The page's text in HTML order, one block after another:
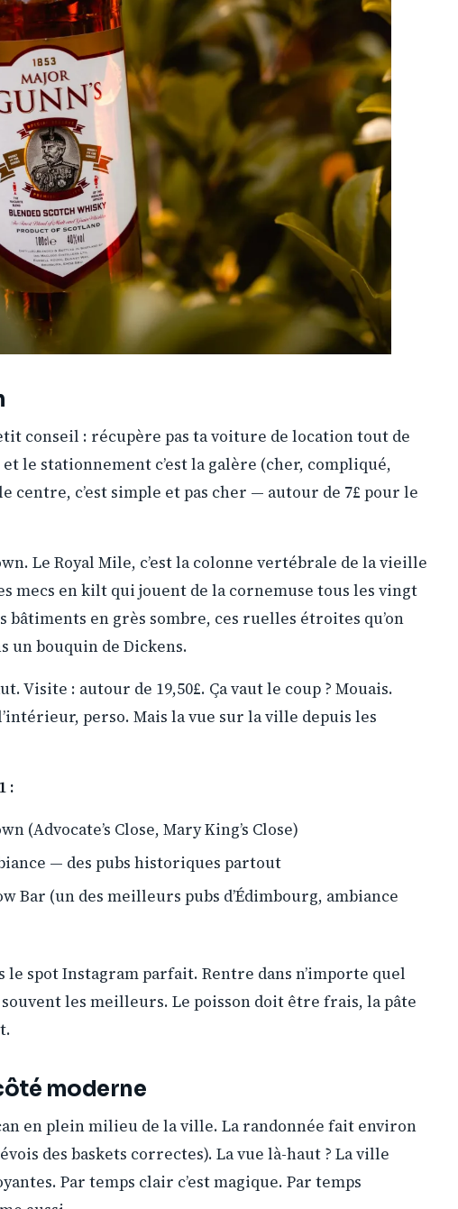
conseil : récupère pas ta voiture de location tout de
le stationnement c’est la galère (cher, compliqué,
centre, c’est simple et pas cher — autour de 7£ pour le
Le Royal Mile, c’est la colonne vertébrale de la vieille
mecs en kilt qui jouent de la cornemuse tous les vingt
en grès sombre, ces ruelles étroites qu’on
un bouquin de Dickens.
Visite : autour de 19,50£. Ça vaut le coup ? Mouais.
perso. Mais la vue sur la ville depuis les
:
(Advocate’s Close, Mary King’s Close)
— des pubs historiques partout
Bar (un des meilleurs pubs d’Édimbourg, ambiance
spot Instagram parfait. Rentre dans n’importe quel
les meilleurs. Le poisson doit être frais, la pâte
moderne
en plein milieu de la ville. La randonnée fait environ
des baskets correctes). La vue là-haut ? La ville
Par temps clair c’est magique. Par temps